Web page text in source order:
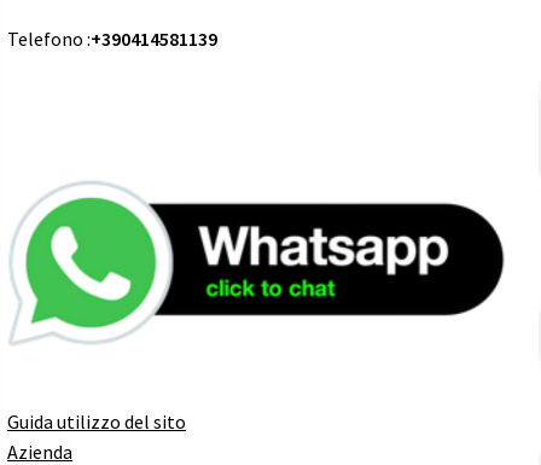
Telefono :+390414581139
Guida utilizzo del sito
Azienda